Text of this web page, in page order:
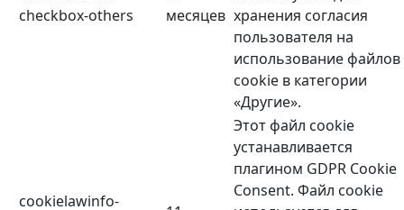
checkbox-others
месяцев хранения согласия
пользователя на
использование файлов
cookie в категории
«Другие».
cookielawinfo-
Этот файл cookie
устанавливается
плагином GDPR Cookie
Consent. Файл cookie